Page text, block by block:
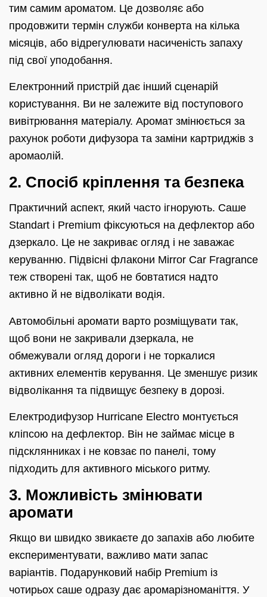
тим самим ароматом. Це дозволяє або
продовжити термін служби конверта на кілька
місяців, або відрегулювати насиченість запаху
під свої уподобання.
Електронний пристрій дає інший сценарій
користування. Ви не залежите від поступового
вивітрювання матеріалу. Аромат змінюється за
рахунок роботи дифузора та заміни картриджів з
аромаолій.
2. Спосіб кріплення та безпека
Практичний аспект, який часто ігнорують. Саше
Standart і Premium фіксуються на дефлектор або
дзеркало. Це не закриває огляд і не заважає
керуванню. Підвісні флакони Mirror Car Fragrance
теж створені так, щоб не бовтатися надто
активно й не відволікати водія.
Автомобільні аромати варто розміщувати так,
щоб вони не закривали дзеркала, не
обмежували огляд дороги і не торкалися
активних елементів керування. Це зменшує ризик
відволікання та підвищує безпеку в дорозі.
Електродифузор Hurricane Electro монтується
кліпсою на дефлектор. Він не займає місце в
підсклянниках і не ковзає по панелі, тому
підходить для активного міського ритму.
3. Можливість змінювати
аромати
Якщо ви швидко звикаєте до запахів або любите
експериментувати, важливо мати запас
варіантів. Подарунковий набір Premium із
чотирьох саше одразу дає аромарізноманіття. У